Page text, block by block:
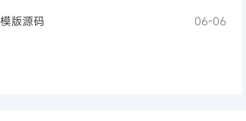
版源码 06-06